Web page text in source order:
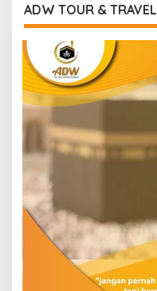
ADW TOUR & TRAVEL